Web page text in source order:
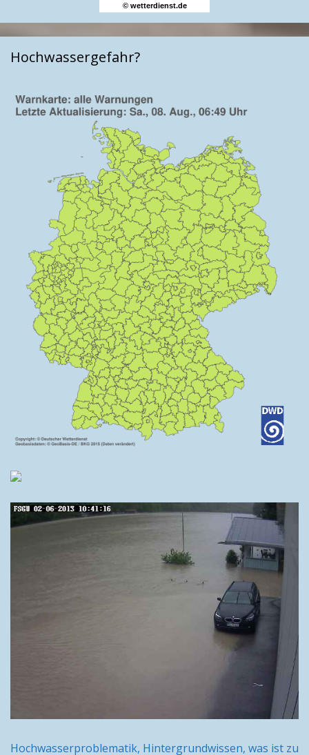
© wetterdienst.de
Hochwassergefahr?
Hochwasserproblematik, Hintergrundwissen, was ist zu